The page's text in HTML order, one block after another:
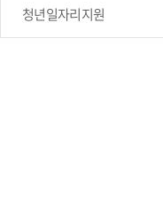
청년일자리지원